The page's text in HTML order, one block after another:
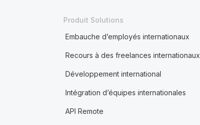
Produit Solutions
Embauche d’employés internationaux
Recours à des freelances internationaux
Développement international
Intégration d’équipes internationales
API Remote